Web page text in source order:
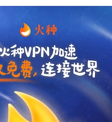
支持 反对
[0]